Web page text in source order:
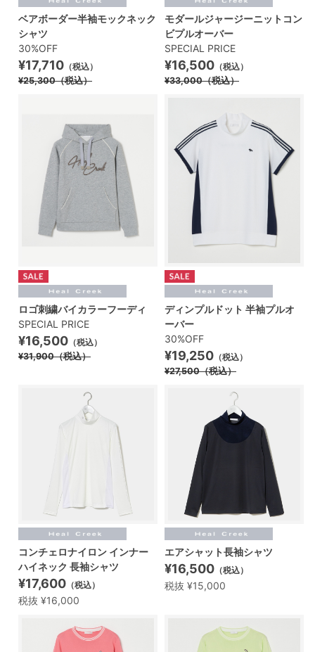
ベアボーダー半袖モックネック
シャツ
30%OFF
¥17,710 （税込）
¥25,300（税込）
モダールジャージーニットコン
ビプルオーバー
SPECIAL PRICE
¥16,500 （税込）
¥33,000（税込）
ロゴ刺繍バイカラーフーディ
SPECIAL PRICE
¥16,500 （税込）
¥31,900（税込）
ディンプルドット 半袖プルオ
ーバー
30%OFF
¥19,250 （税込）
¥27,500（税込）
コンチェロナイロン インナー
ハイネック 長袖シャツ
¥17,600 （税込）
税抜 ¥16,000
エアシャット長袖シャツ
¥16,500 （税込）
税抜 ¥15,000